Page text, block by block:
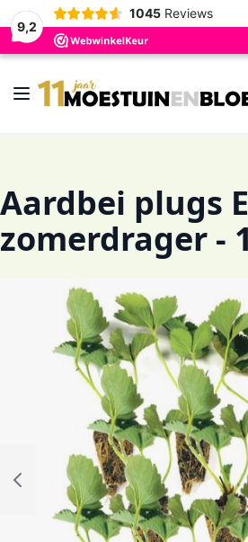
9,2
1045 Reviews
Toggle Nav
Aardbei plugs
zomerdrager -